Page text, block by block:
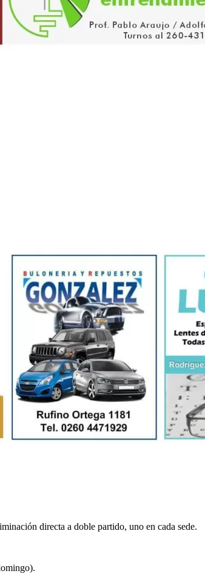
directa a doble partido, uno en cada sede.